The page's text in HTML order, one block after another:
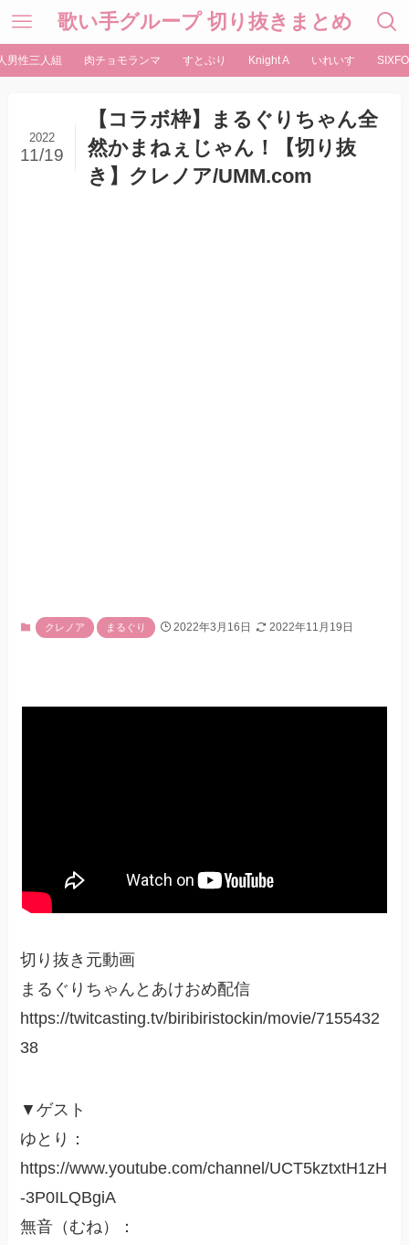
歌い手グループ 切り抜きまとめ
男性三人組 肉チョモランマ すとぷり Knight A いれいす
【コラボ枠】まるぐりちゃん全
然かまねぇじゃん！【切り抜
き】クレノア/UMM.com
2022
11/19
クレノア まるぐり 2022年3月16日 2022年11月19日
切り抜き元動画
まるぐりちゃんとあけおめ配信
https://twitcasting.tv/biribiristockin/movie/7155432
38
▼ゲスト
ゆとり：
https://www.youtube.com/channel/UCT5kztxtH1zH
-3P0ILQBgiA
無音（むね）：